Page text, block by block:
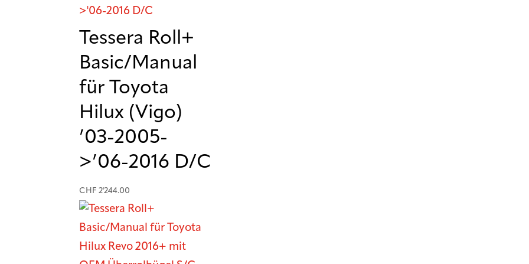
Tessera Roll+
Basic/Manual
für Toyota
Hilux (Vigo)
’03-2005-
>’06-2016 D/C
CHF 2'244.00